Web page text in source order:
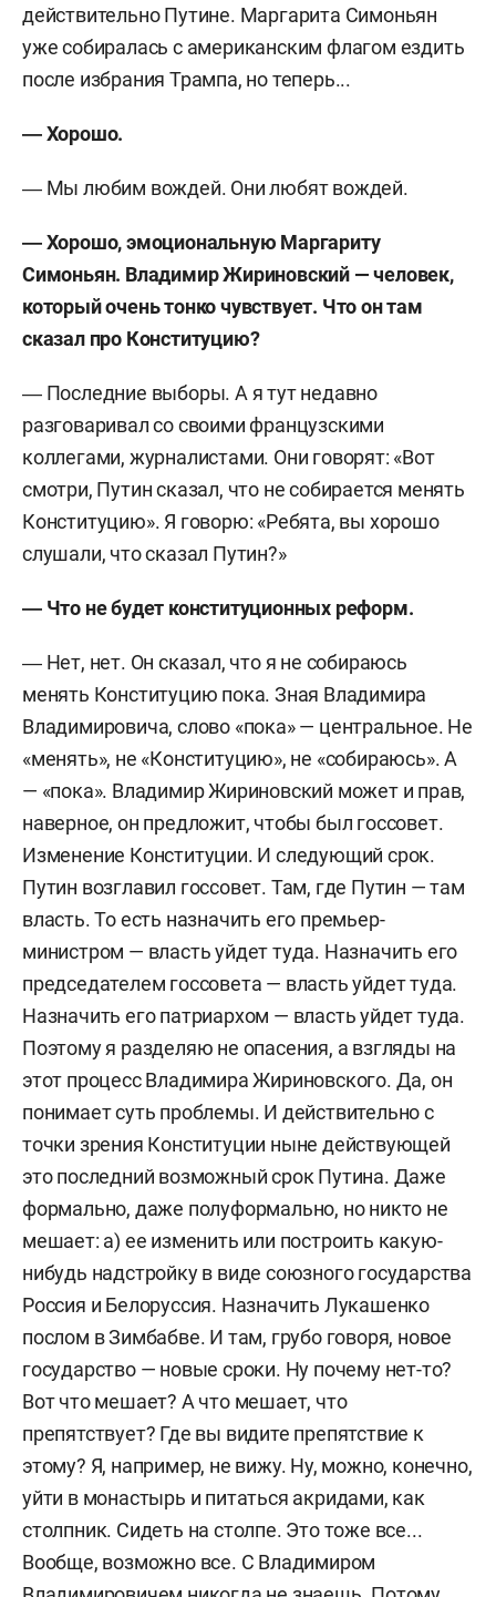
действительно Путине. Маргарита Симоньян
уже собиралась с американским флагом ездить
после избрания Трампа, но теперь...
― Хорошо.
― Мы любим вождей. Они любят вождей.
― Хорошо, эмоциональную Маргариту
Симоньян. Владимир Жириновский — человек,
который очень тонко чувствует. Что он там
сказал про Конституцию?
― Последние выборы. А я тут недавно
разговаривал со своими французскими
коллегами, журналистами. Они говорят: «Вот
смотри, Путин сказал, что не собирается менять
Конституцию». Я говорю: «Ребята, вы хорошо
слушали, что сказал Путин?»
― Что не будет конституционных реформ.
― Нет, нет. Он сказал, что я не собираюсь
менять Конституцию пока. Зная Владимира
Владимировича, слово «пока» — центральное. Не
«менять», не «Конституцию», не «собираюсь». А
— «пока». Владимир Жириновский может и прав,
наверное, он предложит, чтобы был госсовет.
Изменение Конституции. И следующий срок.
Путин возглавил госсовет. Там, где Путин — там
власть. То есть назначить его премьер-
министром — власть уйдет туда. Назначить его
председателем госсовета — власть уйдет туда.
Назначить его патриархом — власть уйдет туда.
Поэтому я разделяю не опасения, а взгляды на
этот процесс Владимира Жириновского. Да, он
понимает суть проблемы. И действительно с
точки зрения Конституции ныне действующей
это последний возможный срок Путина. Даже
формально, даже полуформально, но никто не
мешает: а) ее изменить или построить какую-
нибудь надстройку в виде союзного государства
Россия и Белоруссия. Назначить Лукашенко
послом в Зимбабве. И там, грубо говоря, новое
государство — новые сроки. Ну почему нет-то?
Вот что мешает? А что мешает, что
препятствует? Где вы видите препятствие к
этому? Я, например, не вижу. Ну, можно, конечно,
уйти в монастырь и питаться акридами, как
столпник. Сидеть на столпе. Это тоже все...
Вообще, возможно все. С Владимиром